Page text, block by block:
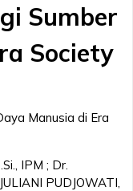
Sumber
Society
Manusia di Era
IPM ; Dr.
PUDJOWATI,